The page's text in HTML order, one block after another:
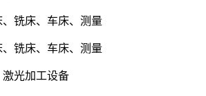
铣床、车床、测量
铣床、车床、测量
光加工设备